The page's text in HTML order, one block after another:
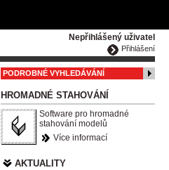
Nepřihlášený uživatel
Přihlášení
PODROBNÉ VYHLEDÁVÁNÍ
HROMADNÉ STAHOVÁNÍ
Software pro hromadné
stahování modelů
Více informací
AKTUALITY